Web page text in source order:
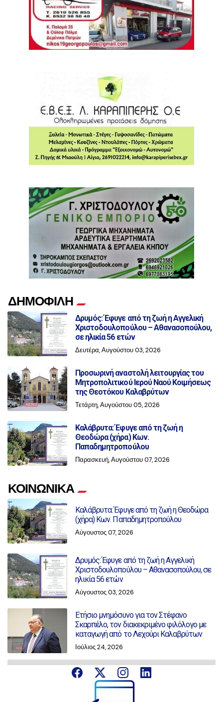
ΔΗΜΟΦΙΛΗ
Δρυμός: Έφυγε από τη ζωή η Αγγελική
Χριστοδουλοπούλου – Αθανασοπούλου,
σε ηλικία 56 ετών
Δευτέρα, Αυγούστου 03, 2026
Προσωρινή αναστολή λειτουργίας του
Μητροπολιτικού Ιερού Ναού Κοιμήσεως
της Θεοτόκου Καλαβρύτων
Τετάρτη, Αυγούστου 05, 2026
Καλάβρυτα: Έφυγε από τη ζωή η
Θεοδώρα (χήρα) Κων.
Παπαδημητροπούλου
Παρασκευή, Αυγούστου 07, 2026
ΚΟΙΝΩΝΙΚΑ
Καλάβρυτα: Έφυγε από τη ζωή η Θεοδώρα
(χήρα) Κων. Παπαδημητροπούλου
Αύγουστος 07, 2026
Δρυμός: Έφυγε από τη ζωή η Αγγελική
Χριστοδουλοπούλου – Αθανασοπούλου, σε
ηλικία 56 ετών
Αύγουστος 03, 2026
Ετήσιο μνημόσυνο για τον Στέφανο
Σκαρπέλο, τον διακεκριμένο φιλόλογο με
καταγωγή από το Λεχούρι Καλαβρύτων
Ιούλιος 24, 2026